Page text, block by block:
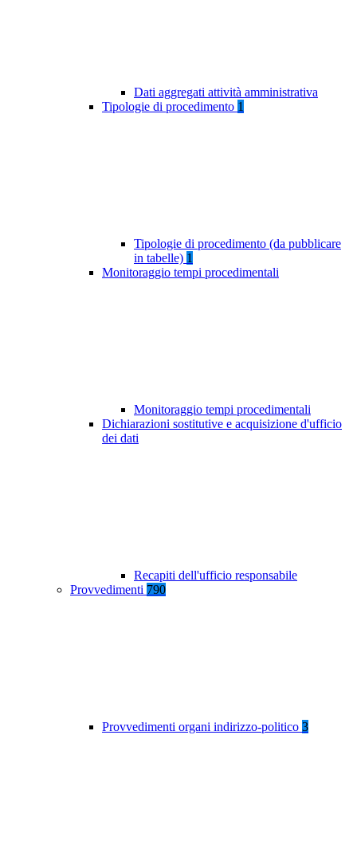
Dati aggregati attività amministrativa
Tipologie di procedimento 1
Tipologie di procedimento (da pubblicare
in tabelle) 1
Monitoraggio tempi procedimentali
Monitoraggio tempi procedimentali
Dichiarazioni sostitutive e acquisizione d'ufficio
dei dati
Recapiti dell'ufficio responsabile
Provvedimenti 790
Provvedimenti organi indirizzo-politico 3